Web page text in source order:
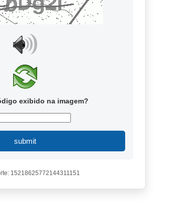
exibido na imagem?
submit
15218625772144311151